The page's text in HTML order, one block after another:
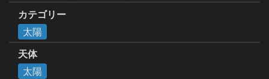
カテゴリー
太陽
天体
太陽